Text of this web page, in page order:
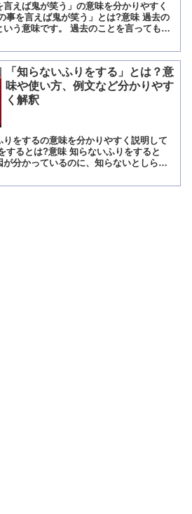
えば鬼が笑う」の意味を分かりやすく
事を言えば鬼が笑う」とは?意味 過去の
う意味です。 過去のことを言っても、
「知らないふりをする」とは？意
味や使い方、例文など分かりやす
く解釈
をするの意味を分かりやすく説明して
するとは?意味 知らないふりをすると
分かっているのに、知らないとしらば